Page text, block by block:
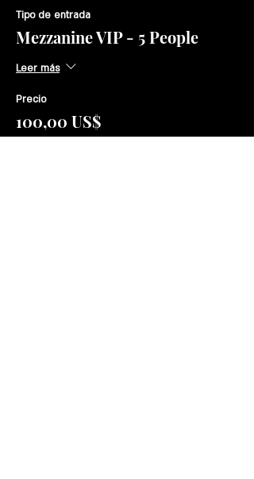
Tipo de entrada
Mezzanine VIP - 5 People
Leer más
Precio
100,00 US$